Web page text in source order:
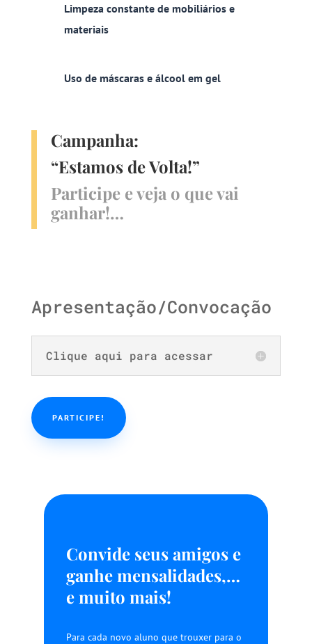
Limpeza constante de mobiliários e
materiais
Uso de máscaras e álcool em gel
Campanha:
“Estamos de Volta!”
Participe e veja o que vai
ganhar!…
Apresentação/Convocação
Clique aqui para acessar
PARTICIPE!
Convide seus amigos e
ganhe mensalidades,…
e muito mais!
Para cada novo aluno que trouxer para o